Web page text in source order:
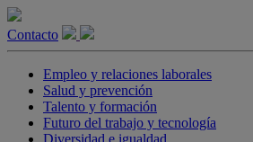
Contacto
Empleo y relaciones laborales
Salud y prevención
Talento y formación
Futuro del trabajo y tecnología
Diversidad e igualdad